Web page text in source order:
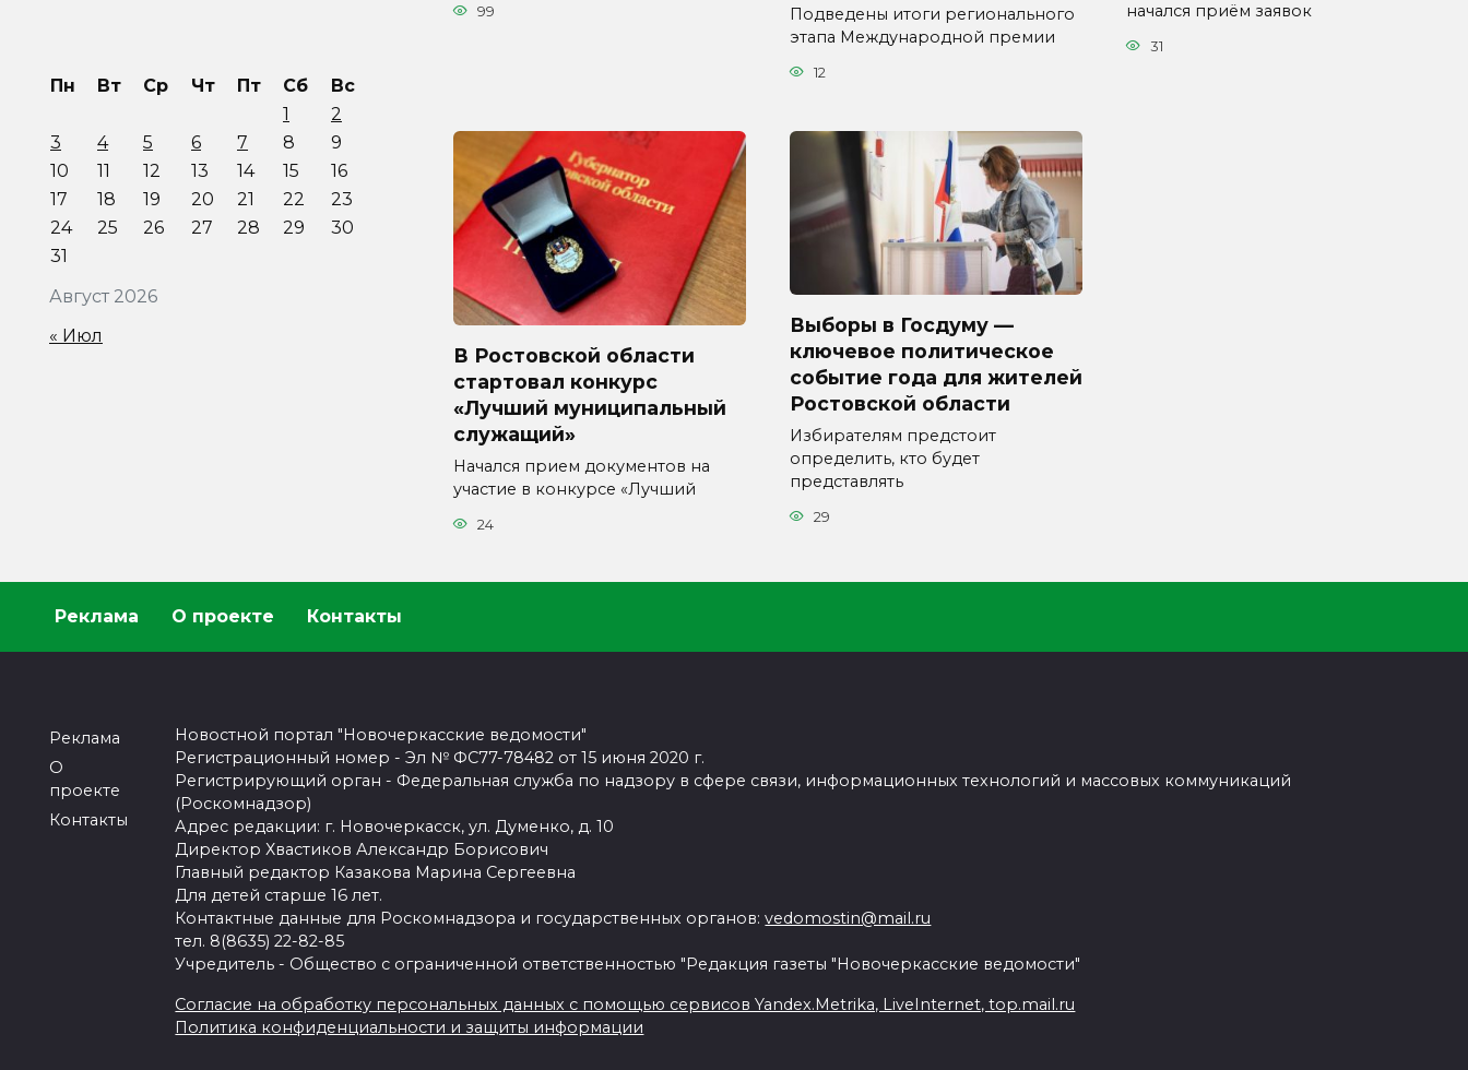
99
Подведены итоги регионального
этапа Международной премии
12
начался приём заявок
31
В Ростовской области
стартовал конкурс
«Лучший муниципальный
служащий»
Начался прием документов на
участие в конкурсе «Лучший
24
Выборы в Госдуму —
ключевое политическое
событие года для жителей
Ростовской области
Избирателям предстоит
определить, кто будет
представлять
29
Август 2026
Пн Вт Ср Чт Пт Сб
Вс
1
2
3
4 5 6 7 8
9
10
11 12 13 14 15
16
17
18 19 20 21 22
23
24
25 26 27 28 29
30
31
« Июл
Реклама О проекте Контакты
Реклама
О
проекте
Контакты
Новостной портал "Новочеркасские ведомости"
Регистрационный номер - Эл № ФС77-78482 от 15 июня 2020 г.
Регистрирующий орган - Федеральная служба по надзору в сфере связи, информационных технологий и массовых коммуникаций
(Роскомнадзор)
Адрес редакции: г. Новочеркасск, ул. Думенко, д. 10
Директор Хвастиков Александр Борисович
Главный редактор Казакова Марина Сергеевна
Для детей старше 16 лет.
Контактные данные для Роскомнадзора и государственных органов:vedomostin@mail.ru
тел. 8(8635) 22-82-85
Учредитель - Общество с ограниченной ответственностью "Редакция газеты "Новочеркасские ведомости"
Согласие на обработку персональных данных с помощью сервисов Yandex.Metrika, LiveInternet, top.mail.ru
Политика конфиденциальности и защиты информации